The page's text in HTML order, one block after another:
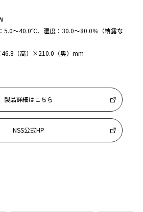
5.0～40.0℃、湿度：30.0～80.0％（結露な
（高）×210.0（奥）mm
製品詳細はこちら
NSS公式HP